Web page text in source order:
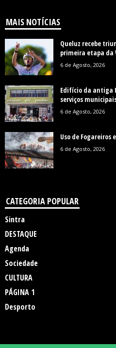
MAIS NOTÍCIAS
Queluz recebe
primeira etapa da
6 de Agosto, 2026
Edifício da antiga
serviços
6 de Agosto, 2026
Uso de Fogareiros
6 de Agosto, 2026
CATEGORIA POPULAR
Sintra
DESTAQUE
Agenda
Sociedade
CULTURA
PÁGINA 1
Desporto